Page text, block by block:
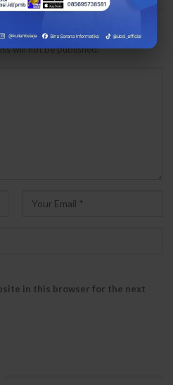
will not be published.
in this browser for the next